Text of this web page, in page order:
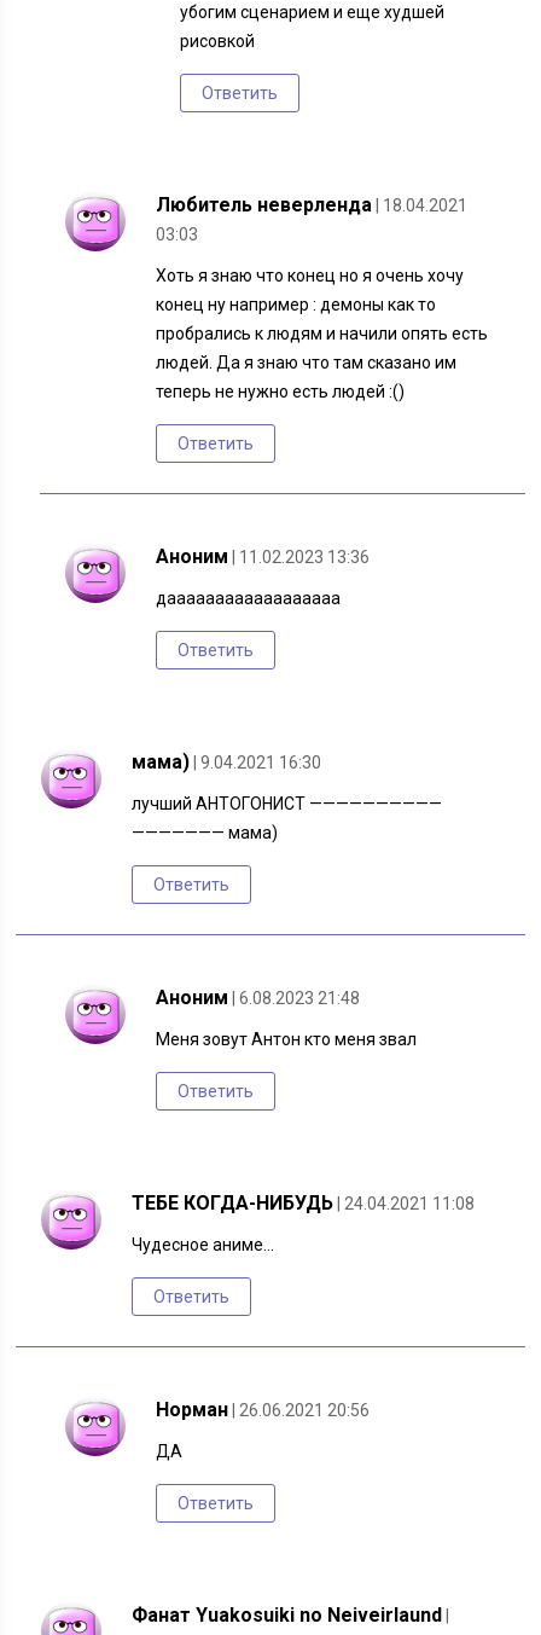
убогим сценарием и еще худшей
рисовкой
Ответить
Любитель неверленда
| 18.04.2021
03:03
Хоть я знаю что конец но я очень хочу
конец ну например : демоны как то
пробрались к людям и начили опять есть
людей. Да я знаю что там сказано им
теперь не нужно есть людей :()
Ответить
Аноним | 11.02.2023 13:36
даааааааааааааааааа
Ответить
мама) | 9.04.2021 16:30
лучший АНТОГОНИСТ ——————————
——————— мама)
Ответить
Аноним | 6.08.2023 21:48
Меня зовут Антон кто меня звал
Ответить
ТЕБЕ КОГДА-НИБУДЬ | 24.04.2021 11:08
Чудесное аниме…
Ответить
Норман | 26.06.2021 20:56
ДА
Ответить
Фанат Yuakosuiki no Neiveirlaund